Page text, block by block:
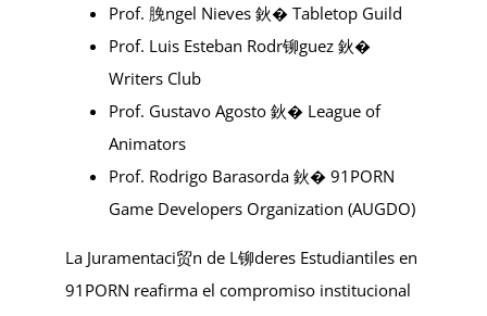
Prof. 脕ngel Nieves 鈥� Tabletop Guild
Prof. Luis Esteban Rodr铆guez 鈥�
Writers Club
Prof. Gustavo Agosto 鈥� League of
Animators
Prof. Rodrigo Barasorda 鈥� 91PORN
Game Developers Organization (AUGDO)
La Juramentaci贸n de L铆deres Estudiantiles en
91PORN reafirma el compromiso institucional